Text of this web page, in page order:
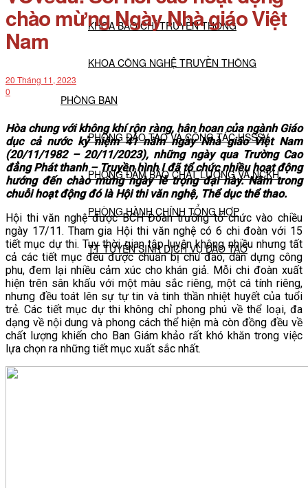
KHOA BÁO CHÍ TRUYỀN THÔNG
KHOA CÔNG NGHỆ TRUYỀN THÔNG
PHÒNG BAN
PHÒNG ĐÀO TẠO VÀ CÔNG TÁC HSSSV
PHÒNG ĐẢM BẢO CHẤT LƯỢNG VÀ NCKH
PHÒNG HÀNH CHÍNH TỔNG HỢP
TT TUYỂN SINH DỊCH VỤ ĐÀO TẠO
NGHIÊN CỨU KHOA HỌC
VĂN BẢN
chào mừng Ngày Nhà giáo Việt
Nam
20 Tháng 11, 2023
0
Hòa chung với không khí rộn ràng, hân hoan của ngành Giáo
dục cả nước kỷ niệm 41 năm ngày Nhà giáo Việt Nam
(20/11/1982 – 20/11/2023), những ngày qua Trường Cao
đẳng Phát thanh – Truyền hình I đã tổ chức nhiều hoạt động
hướng đến chào mừng ngày lễ trọng đại này. Nằm trong
chuỗi hoạt động đó là Hội thi văn nghệ, Thể dục thể thao.
Hội thi văn nghệ được BCH Đoàn trường tổ chức vào chiều
ngày 17/11. Tham gia Hội thi văn nghệ có 6 chi đoàn với 15
tiết mục dự thi. Tuy thời gian tập luyện không nhiều nhưng tất
cả các tiết mục đều được chuẩn bị chu đáo, dàn dựng công
phu, đem lại nhiều cảm xúc cho khán giả. Mỗi chi đoàn xuất
hiện trên sân khấu với một màu sắc riêng, một cá tính riêng,
nhưng đều toát lên sự tự tin và tinh thần nhiệt huyết của tuổi
trẻ. Các tiết mục dự thi không chỉ phong phú về thể loại, đa
dạng về nội dung và phong cách thể hiện mà còn đồng đều về
chất lượng khiến cho Ban Giám khảo rất khó khăn trong việc
lựa chọn ra những tiết mục xuất sắc nhất.